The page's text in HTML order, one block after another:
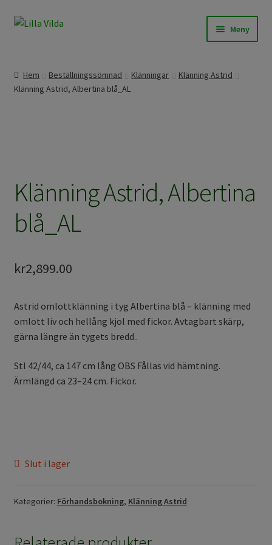
Hoppa
Hoppa
Meny
Beställningssömnad
Övrigt / Info
Hem Beställningssömnad Klänningar
Klänning Astrid
Klänning Astrid, Albertina blå_AL
Klänning Astrid, Albertina
blå_AL
kr2,899.00
Astrid omlottklänning i tyg Albertina blå – klänning med
omlott liv och hellång kjol med fickor. Avtagbart skärp,
gärna längre än tygets bredd..
Stl 42/44, ca 147 cm lång OBS Fållas vid hämtning.
Ärmlängd ca 23–24 cm. Fickor.
Slut i lager
Kategorier: Förhandsbokning, Klänning Astrid